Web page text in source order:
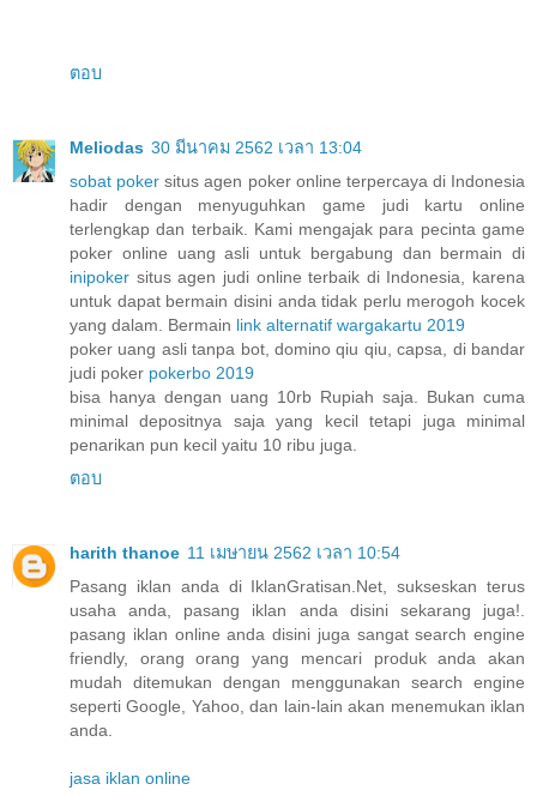
ตอบ
Meliodas 30 มีนาคม 2562 เวลา 13:04
sobat poker situs agen poker online terpercaya di Indonesia
hadir dengan menyuguhkan game judi kartu online
terlengkap dan terbaik. Kami mengajak para pecinta game
poker online uang asli untuk bergabung dan bermain di
inipoker situs agen judi online terbaik di Indonesia, karena
untuk dapat bermain disini anda tidak perlu merogoh kocek
yang dalam. Bermain link alternatif wargakartu 2019
poker uang asli tanpa bot, domino qiu qiu, capsa, di bandar
judi poker pokerbo 2019
bisa hanya dengan uang 10rb Rupiah saja. Bukan cuma
minimal depositnya saja yang kecil tetapi juga minimal
penarikan pun kecil yaitu 10 ribu juga.
ตอบ
harith thanoe 11 เมษายน 2562 เวลา 10:54
Pasang iklan anda di IklanGratisan.Net, sukseskan terus
usaha anda, pasang iklan anda disini sekarang juga!.
pasang iklan online anda disini juga sangat search engine
friendly, orang orang yang mencari produk anda akan
mudah ditemukan dengan menggunakan search engine
seperti Google, Yahoo, dan lain-lain akan menemukan iklan
anda.
jasa iklan online